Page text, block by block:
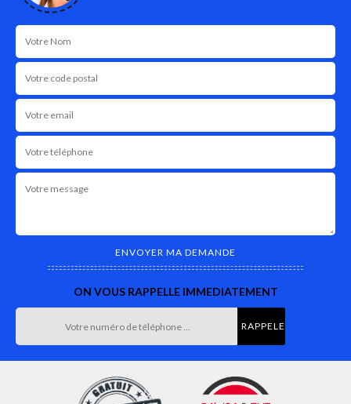
ON VOUS RAPPELLE IMMEDIATEMENT